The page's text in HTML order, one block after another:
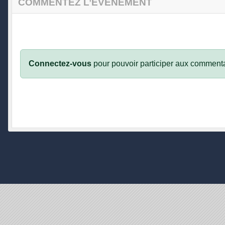
COMMENTEZ L’ÉVÈNEMENT
Connectez-vous pour pouvoir participer aux